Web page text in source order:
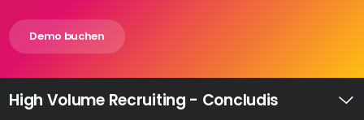
Volume
Demo buchen
High Volume Recruiting - Concludis